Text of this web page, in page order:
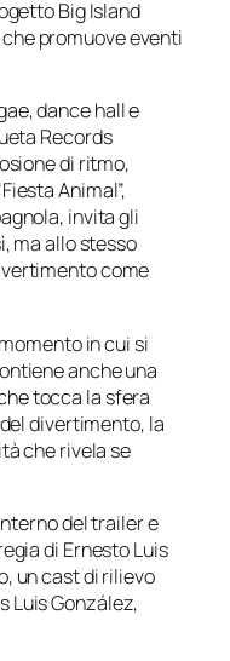
Big Island
promuove eventi
dance hall e
Records
di ritmo,
Animal”,
invita gli
ma allo stesso
come
in cui si
anche una
tocca la sfera
divertimento, la
che rivela se
del trailer e
di Ernesto Luis
un cast di rilievo
Luis González,